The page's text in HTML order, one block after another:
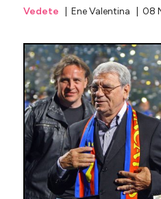
Vedete | Ene Valentina | 08